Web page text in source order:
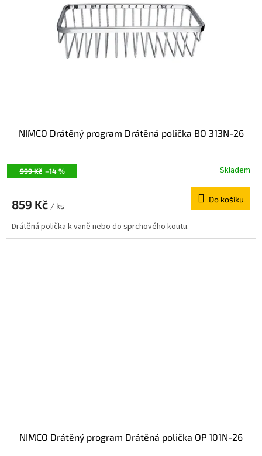
999 Kč –14 %
NIMCO Drátěný program Drátěná polička BO 313N-26
Skladem
859 Kč / ks
Do košíku
Drátěná polička k vaně nebo do sprchového koutu.
NIMCO Drátěný program Drátěná polička OP 101N-26